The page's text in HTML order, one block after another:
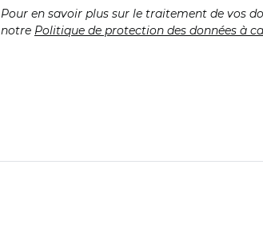
Pour en savoir plus sur le traitement de vos
notre Politique de protection des données à